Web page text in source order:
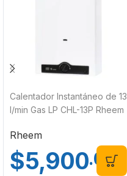
Calentador Instantáneo de 13
l/min Gas LP CHL-13P Rheem
Rheem
$5,900.00